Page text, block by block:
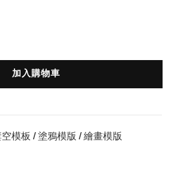
加入購物車
模板 / 塗鴉模版 / 繪畫模版